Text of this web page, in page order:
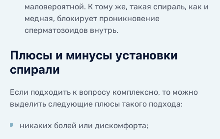
маловероятной. К тому же, такая спираль, как и
медная, блокирует проникновение
сперматозоидов внутрь.
Плюсы и минусы установки
спирали
Если подходить к вопросу комплексно, то можно
выделить следующие плюсы такого подхода:
никаких болей или дискомфорта;